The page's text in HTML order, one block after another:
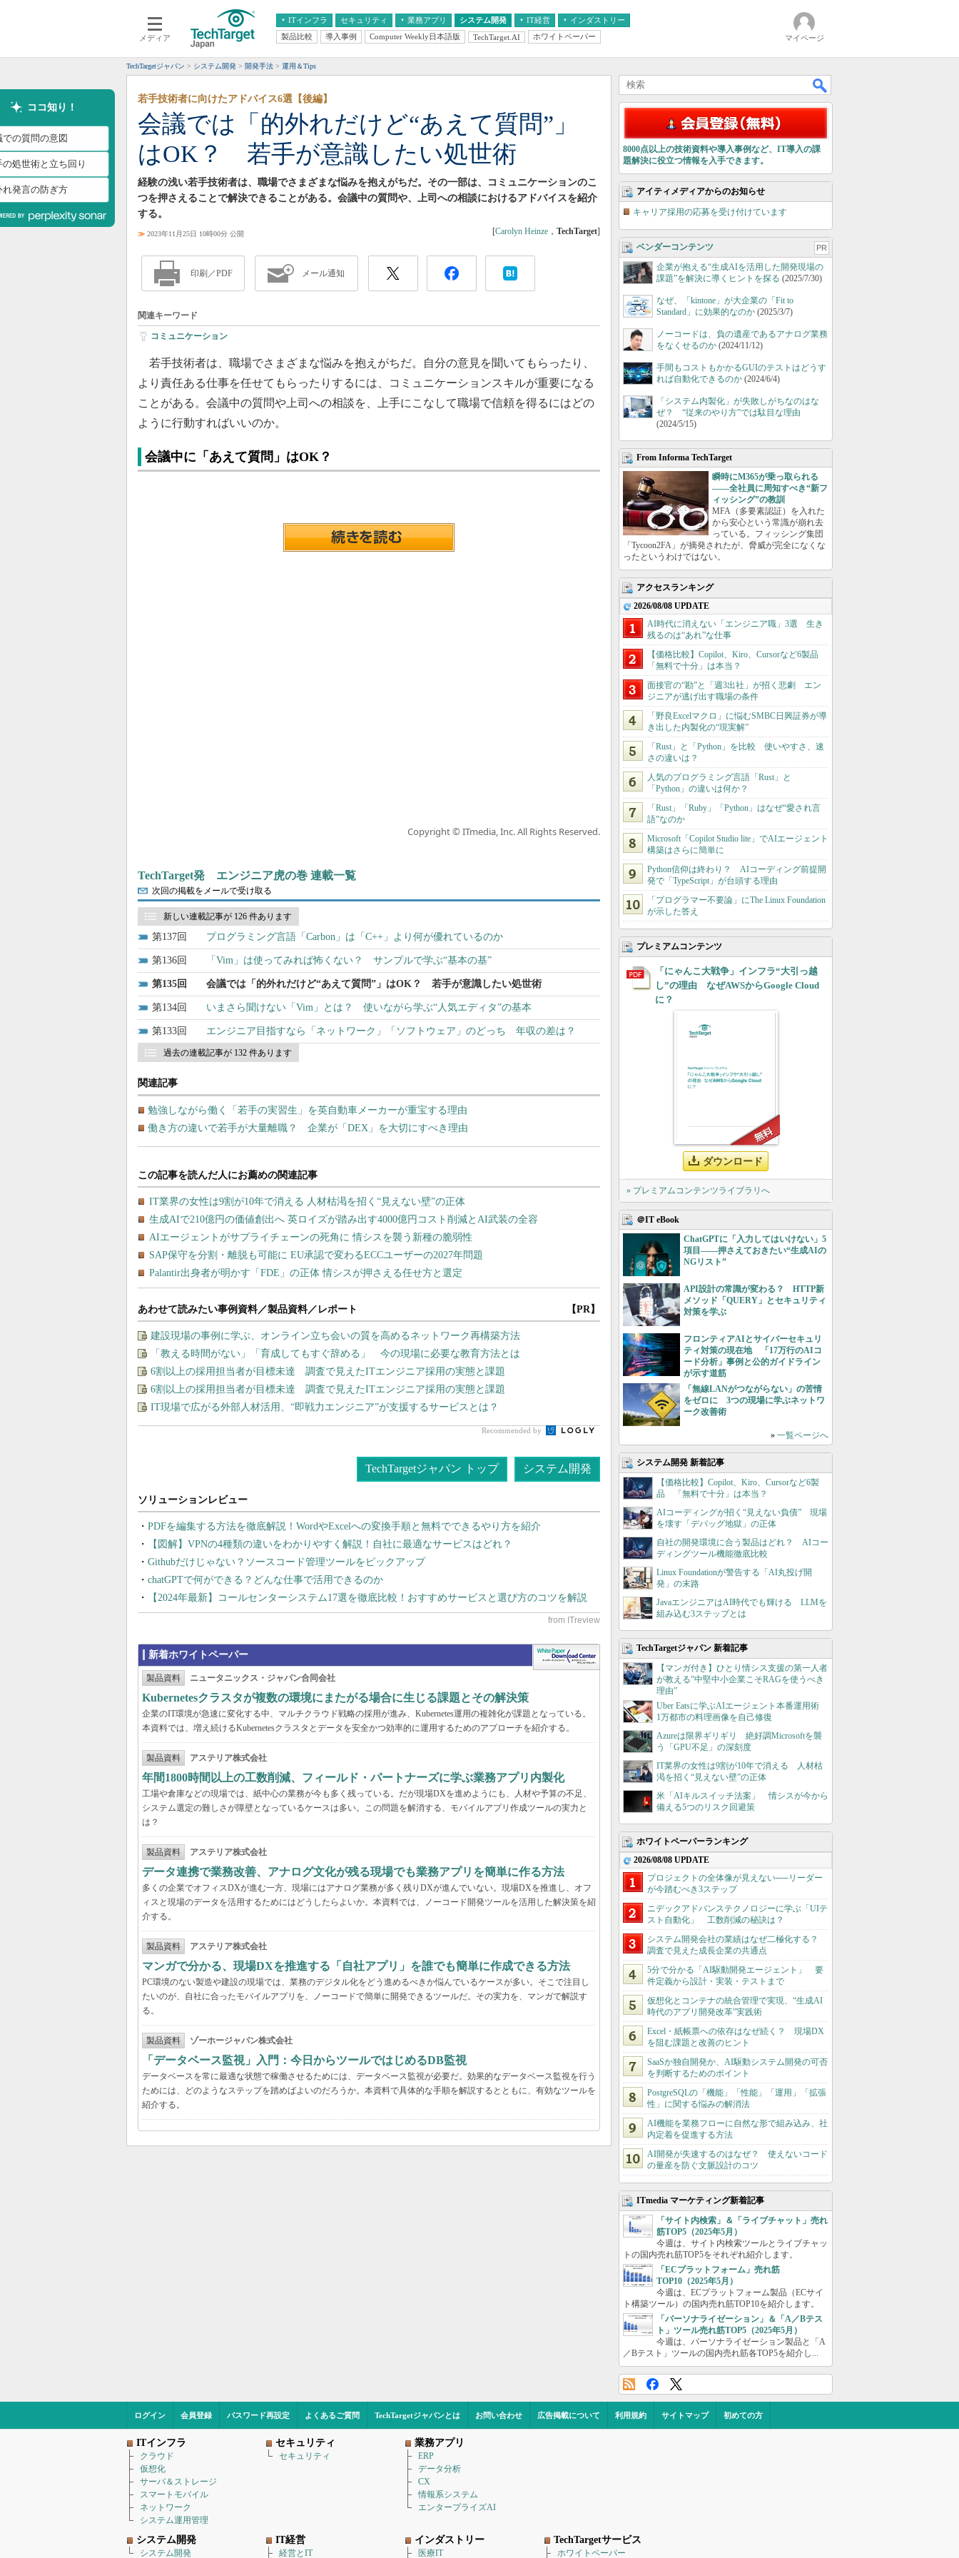
メディア
ITインフラ
クラウド
スマートモバイル
ネットワーク
システム運用管理
セキュリティ 業務アプリ
エンタープライズAI
ERP
CX
情報系システム
システム開発 IT経営
経営とIT
インダストリー
医療IT
製品比較 導入事例 Computer Weekly日本語版 TechTarget.AI ホワイトペーパー マイページ
TechTargetジャパン システム開発 開発手法 運用＆Tips
ココ知り！
での質問の意図
の処世術と立ち回り
れ発言の防ぎ方
会議では「的外れだけど“あえて質問”」
はOK？ 若手が意識したい処世術
若手技術者に向けたアドバイス6選【後編】
経験の浅い若手技術者は、職場でさまざまな悩みを抱えがちだ。その一部は、コミュニケーションのこ
つを押さえることで解決できることがある。会議中の質問や、上司への相談におけるアドバイスを紹介
する。
≫ 2023年11月25日 10時00分 公開 [Carolyn Heinze ， TechTarget]
印刷／PDF メール通知
関連キーワード
コミュニケーション
若手技術者は、職場でさまざまな悩みを抱えがちだ。自分の意見を聞いてもらったり、
より責任ある仕事を任せてもらったりするには、コミュニケーションスキルが重要になる
ことがある。会議中の質問や上司への相談を、上手にこなして職場で信頼を得るにはどの
ように行動すればいいのか。
会議中に「あえて質問」はOK？
Copyright © ITmedia, Inc. All Rights Reserved.
TechTarget発 エンジニア虎の巻 連載一覧
次回の掲載をメールで受け取る
新しい連載記事が 126 件あります
137 プログラミング言語「Carbon」は「C++」より何が優れているのか
136 「Vim」は使ってみれば怖くない？ サンプルで学ぶ“基本の基”
135 会議では「的外れだけど“あえて質問”」はOK？ 若手が意識したい処世術
134 いまさら聞けない「Vim」とは？ 使いながら学ぶ“人気エディタ”の基本
133 エンジニア目指すなら「ネットワーク」「ソフトウェア」のどっち 年収の差は？
過去の連載記事が 132 件あります
関連記事
勉強しながら働く「若手の実習生」を英自動車メーカーが重宝する理由
働き方の違いで若手が大量離職？ 企業が「DEX」を大切にすべき理由
あわせて読みたい事例資料／製品資料／レポート 【PR】
建設現場の事例に学ぶ、オンライン立ち会いの質を高めるネットワーク再構築方法
「教える時間がない」「育成してもすぐ辞める」 今の現場に必要な教育方法とは
6割以上の採用担当者が目標未達 調査で見えたITエンジニア採用の実態と課題
6割以上の採用担当者が目標未達 調査で見えたITエンジニア採用の実態と課題
IT現場で広がる外部人材活用、“即戦力エンジニア”が支援するサービスとは？
Recommended by
TechTargetジャパン トップ システム開発
PDFを編集する方法を徹底解説！WordやExcelへの変換手順と無料でできるやり方を紹介
【図解】VPNの4種類の違いをわかりやすく解説！自社に最適なサービスはどれ？
Githubだけじゃない？ソースコード管理ツールをピックアップ
chatGPTで何ができる？どんな仕事で活用できるのか
【2024年最新】コールセンターシステム17選を徹底比較！おすすめサービスと選び方のコツを解説
新着ホワイトペーパー
製品資料 ニュータニックス・ジャパン合同会社
Kubernetesクラスタが複数の環境にまたがる場合に生じる課題とその解決策
企業のIT環境が急速に変化する中、マルチクラウド戦略の採用が進み、Kubernetes運用の複雑化が課題となっている。
本資料では、増え続けるKubernetesクラスタとデータを安全かつ効率的に運用するためのアプローチを紹介する。
製品資料 アステリア株式会社
年間1800時間以上の工数削減、フィールド・パートナーズに学ぶ業務アプリ内製化
工場や倉庫などの現場では、紙中心の業務が今も多く残っている。だが現場DXを進めようにも、人材や予算の不足、
システム選定の難しさが障壁となっているケースは多い。この問題を解消する、モバイルアプリ作成ツールの実力と
は？
製品資料 アステリア株式会社
データ連携で業務改善、アナログ文化が残る現場でも業務アプリを簡単に作る方法
多くの企業でオフィスDXが進む一方、現場にはアナログ業務が多く残りDXが進んでいない。現場DXを推進し、オフ
ィスと現場のデータを活用するためにはどうしたらよいか。本資料では、ノーコード開発ツールを活用した解決策を紹
介する。
製品資料 アステリア株式会社
マンガで分かる、現場DXを推進する「自社アプリ」を誰でも簡単に作成できる方法
PC環境のない製造や建設の現場では、業務のデジタル化をどう進めるべきか悩んでいるケースが多い。そこで注目し
たいのが、自社に合ったモバイルアプリを、ノーコードで簡単に開発できるツールだ。その実力を、マンガで解説す
る。
製品資料 ゾーホージャパン株式会社
「データベース監視」入門：今日からツールではじめるDB監視
データベースを常に最適な状態で稼働させるためには、データベース監視が必要だ。効果的なデータベース監視を行う
ためには、どのようなステップを踏めばよいのだろうか。本資料で具体的な手順を解説するとともに、有効なツールを
紹介する。
8000点以上の技術資料や導入事例など、IT導入の課
題解決に役立つ情報を入手できます。
アイティメディアからのお知らせ
キャリア採用の応募を受け付けています
ベンダーコンテンツ PR
企業が抱える“生成AIを活用した開発現場の
課題”を解決に導くヒントを探る (2025/7/30)
なぜ、「kintone」が大企業の「Fit to
Standard」に効果的なのか (2025/3/7)
ノーコードは、負の遺産であるアナログ業務
をなくせるのか (2024/11/12)
手間もコストもかかるGUIのテストはどうす
れば自動化できるのか (2024/6/4)
「システム内製化」が失敗しがちなのはな
ぜ？ “従来のやり方”では駄目な理由
(2024/5/15)
From Informa TechTarget
瞬時にM365が乗っ取られる
――全社員に周知すべき“新フ
ィッシング”の教訓
MFA（多要素認証）を入れた
から安心という常識が崩れ去
っている。フィッシング集団
「Tycoon2FA」が摘発されたが、脅威が完全になくな
ったというわけではない。
アクセスランキング
2026/08/08 UPDATE
AI時代に消えない「エンジニア職」3選 生き
残るのは“あれ”な仕事
【価格比較】Copilot、Kiro、Cursorなど6製品
「無料で十分」は本当？
面接官の“勘”と「週3出社」が招く悲劇 エン
ジニアが逃げ出す職場の条件
「野良Excelマクロ」に悩むSMBC日興証券が導
き出した内製化の“現実解”
「Rust」と「Python」を比較 使いやすさ、速
さの違いは？
人気のプログラミング言語「Rust」と
「Python」の違いは何か？
「Rust」「Ruby」「Python」はなぜ“愛され言
語”なのか
Microsoft「Copilot Studio lite」でAIエージェント
構築はさらに簡単に
Python信仰は終わり？ AIコーディング前提開
発で「TypeScript」が台頭する理由
「プログラマー不要論」にThe Linux Foundation
が示した答え
プレミアムコンテンツ
「にゃんこ大戦争」インフラ“大引っ越
し”の理由 なぜAWSからGoogle Cloud
に？
ダウンロード
» プレミアムコンテンツライブラリへ
＠IT eBook
ChatGPTに「入力してはいけない」5
項目――押さえておきたい“生成AIの
NGリスト”
API設計の常識が変わる？ HTTP新
メソッド「QUERY」とセキュリティ
対策を学ぶ
フロンティアAIとサイバーセキュリ
ティ対策の現在地 「17万行のAIコ
ード分析」事例と公的ガイドライン
が示す道筋
「無線LANがつながらない」の苦情
をゼロに 3つの現場に学ぶネットワ
ーク改善術
» 一覧ページへ
システム開発 新着記事
【価格比較】Copilot、Kiro、Cursorなど6製
品 「無料で十分」は本当？
AIコーディングが招く“見えない負債” 現場
を壊す「デバッグ地獄」の正体
自社の開発環境に合う製品はどれ？ AIコー
ディングツール機能徹底比較
Linux Foundationが警告する「AI丸投げ開
発」の末路
JavaエンジニアはAI時代でも輝ける LLMを
組み込む3ステップとは
TechTargetジャパン 新着記事
【マンガ付き】ひとり情シス支援の第一人者
が教える”中堅中小企業こそRAGを使うべき
理由”
Uber Eatsに学ぶAIエージェント本番運用術
1万都市の料理画像を自己修復
Azureは限界ギリギリ 絶好調Microsoftを襲
う「GPU不足」の深刻度
IT業界の女性は9割が10年で消える 人材枯
渇を招く“見えない壁”の正体
米「AIキルスイッチ法案」 情シスが今から
備える5つのリスク回避策
ホワイトペーパーランキング
2026/08/08 UPDATE
プロジェクトの全体像が見えない──リーダー
が今踏むべき3ステップ
ニデックアドバンステクノロジーに学ぶ「UIテ
スト自動化」 工数削減の秘訣は？
システム開発会社の業績はなぜ二極化する？
調査で見えた成長企業の共通点
5分で分かる「AI駆動開発エージェント」 要
件定義から設計・実装・テストまで
仮想化とコンテナの統合管理で実現、“生成AI
時代のアプリ開発改革”実践術
Excel・紙帳票への依存はなぜ続く？ 現場DX
を阻む課題と改善のヒント
SaaSか独自開発か、AI駆動システム開発の可否
を判断するためのポイント
PostgreSQLの「機能」「性能」「運用」「拡張
性」に関する悩みの解消法
AI機能を業務フローに自然な形で組み込み、社
内定着を促進する方法
AI開発が失速するのはなぜ？ 使えないコード
の量産を防ぐ文脈設計のコツ
ITmedia マーケティング新着記事
「サイト内検索」＆「ライブチャット」売れ
筋TOP5（2025年5月）
今週は、サイト内検索ツールとライブチャッ
トの国内売れ筋TOP5をそれぞれ紹介します。
「ECプラットフォーム」売れ筋
TOP10（2025年5月）
今週は、ECプラットフォーム製品（ECサイ
ト構築ツール）の国内売れ筋TOP10を紹介します。
「パーソナライゼーション」＆「A／Bテス
ト」ツール売れ筋TOP5（2025年5月）
今週は、パーソナライゼーション製品と「A
／Bテスト」ツールの国内売れ筋各TOP5を紹介し...
ログイン 会員登録 パスワード再設定 よくあるご質問 TechTargetジャパンとは お問い合わせ 広告掲載について 利用規約 サイトマップ 初めての方
ITインフラ
クラウド
仮想化
サーバ＆ストレージ
スマートモバイル
ネットワーク
システム運用管理
セキュリティ
セキュリティ
業務アプリ
ERP
データ分析
CX
情報系システム
エンタープライズAI
システム開発
システム開発
IT経営
経営とIT
インダストリー
医療IT
TechTargetサービス
ホワイトペーパー